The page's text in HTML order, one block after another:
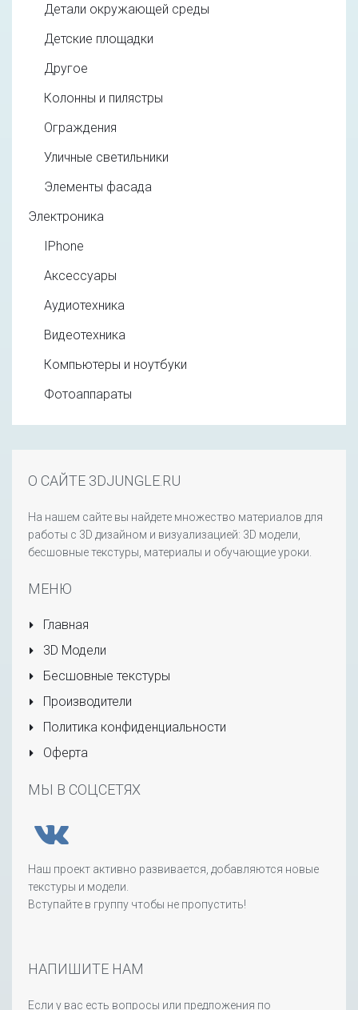
Детали окружающей среды
Детские площадки
Другое
Колонны и пилястры
Ограждения
Уличные светильники
Элементы фасада
Электроника
IPhone
Аксессуары
Аудиотехника
Видеотехника
Компьютеры и ноутбуки
Фотоаппараты
О САЙТЕ 3DJUNGLE.RU
На нашем сайте вы найдете множество материалов для
работы с 3D дизайном и визуализацией: 3D модели,
бесшовные текстуры, материалы и обучающие уроки.
МЕНЮ
Главная
3D Модели
Бесшовные текстуры
Производители
Политика конфиденциальности
Оферта
МЫ В СОЦСЕТЯХ
Наш проект активно развивается, добавляются новые
текстуры и модели.
Вступайте в группу чтобы не пропустить!
НАПИШИТЕ НАМ
Если у вас есть вопросы или предложения по